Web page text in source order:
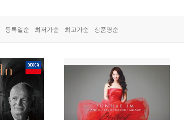
등록일순 최저가순 최고가순 상품명순